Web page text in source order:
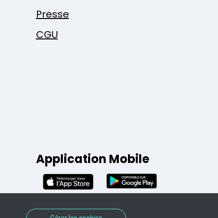
Presse
CGU
Application Mobile